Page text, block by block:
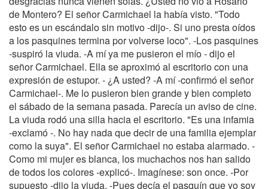
de Montero? El señor Carmichael la había visto. "Todo
esto es un escándalo sin motivo -dijo-. Si uno presta oídos
a los pasquines termina por volverse loco". -Los pasquines
-suspiró la viuda. -A mí ya me pusieron el mío - dijo el
señor Carmichael. Ella se aproximó al escritorio con una
expresión de estupor. - ¿A usted? -A mí -confirmó el señor
Carmichael-. Me lo pusieron bien grande y bien completo
el sábado de la semana pasada. Parecía un aviso de cine.
La viuda rodó una silla hacia el escritorio. "Es una infamia
-exclamó -. No hay nada que decir de una familia ejemplar
como la suya". El señor Carmichael no estaba alarmado. -
Como mi mujer es blanca, los muchachos nos han salido
de todos los colores -explicó-. Imagínese: son once. -Por
supuesto -dijo la viuda. -Pues decía el pasquín que yo soy